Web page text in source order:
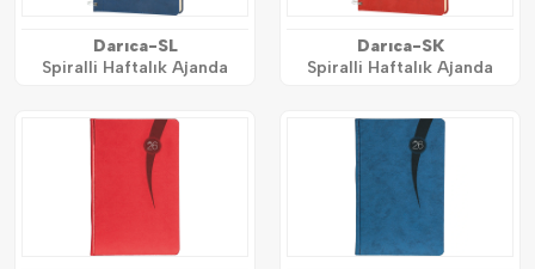
Darıca-SL
Spiralli Haftalık Ajanda
Darıca-SK
Spiralli Haftalık Ajanda